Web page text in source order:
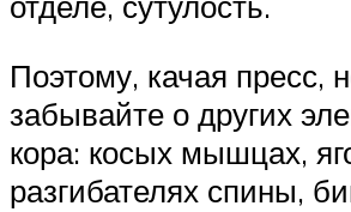
Поэтому, качая пресс,
забывайте о других
кора: косых мышцах,
разгибателях спины,